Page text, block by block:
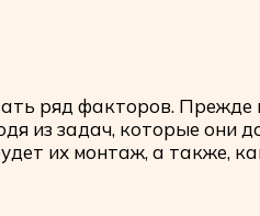
ряд факторов. Прежде
из задач, которые они
их монтаж, а также,